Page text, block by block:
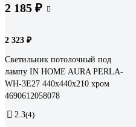
2 185 ₽
2 323 ₽
Светильник потолочный под
лампу IN HOME AURA PERLA-
WH-3E27 440x440x210 хром
4690612058078
2.3(4)